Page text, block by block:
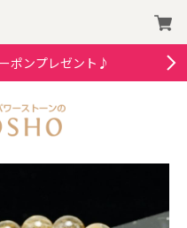
ポンプレゼント♪